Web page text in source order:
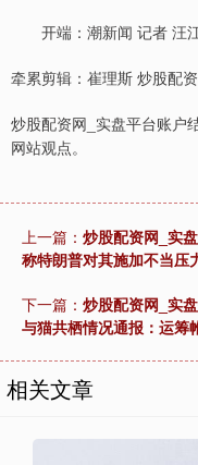
开端：潮新闻 记者 汪
牵累剪辑：崔理斯 炒股配
炒股配资网_实盘平台账户
网站观点。
上一篇： 炒股配资网_实
称特朗普对其施加不当压
下一篇： 炒股配资网_实
与猫共栖情况通报：运筹
相关文章